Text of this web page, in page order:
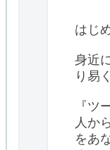
はじ
身近
り易
『ツ
人か
をあ